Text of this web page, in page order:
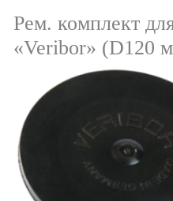
Рем. комплект
«Veribor» (D120